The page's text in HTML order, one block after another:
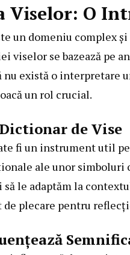
Viselor: O
un domeniu complex
viselor se bazează pe
există o interpretare
un rol crucial.
de Vise
fi un instrument util
ale unor simboluri
le adaptăm la
plecare pentru